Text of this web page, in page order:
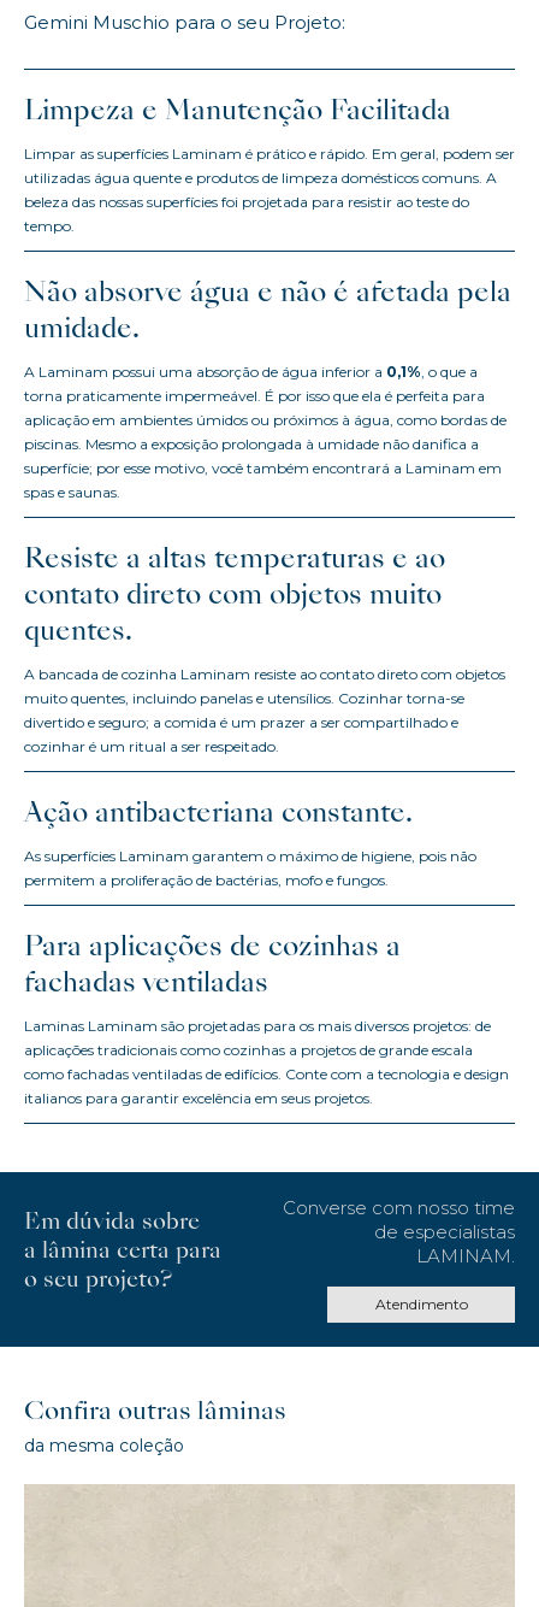
Gemini Muschio para o seu Projeto:
Limpeza e Manutenção Facilitada
Limpar as superfícies Laminam é prático e rápido. Em geral, podem ser
utilizadas água quente e produtos de limpeza domésticos comuns. A
beleza das nossas superfícies foi projetada para resistir ao teste do
tempo.
Não absorve água e não é afetada pela
umidade.
A Laminam possui uma absorção de água inferior a 0,1%, o que a
torna praticamente impermeável. É por isso que ela é perfeita para
aplicação em ambientes úmidos ou próximos à água, como bordas de
piscinas. Mesmo a exposição prolongada à umidade não danifica a
superfície; por esse motivo, você também encontrará a Laminam em
spas e saunas.
Resiste a altas temperaturas e ao
contato direto com objetos muito
quentes.
A bancada de cozinha Laminam resiste ao contato direto com objetos
muito quentes, incluindo panelas e utensílios. Cozinhar torna-se
divertido e seguro; a comida é um prazer a ser compartilhado e
cozinhar é um ritual a ser respeitado.
Ação antibacteriana constante.
As superfícies Laminam garantem o máximo de higiene, pois não
permitem a proliferação de bactérias, mofo e fungos.
Para aplicações de cozinhas a
fachadas ventiladas
Laminas Laminam são projetadas para os mais diversos projetos: de
aplicações tradicionais como cozinhas a projetos de grande escala
como fachadas ventiladas de edifícios. Conte com a tecnologia e design
italianos para garantir excelência em seus projetos.
Em dúvida sobre
a lâmina certa para
o seu projeto?
Converse com nosso time
de especialistas
LAMINAM.
Atendimento
Confira outras lâminas
da mesma coleção